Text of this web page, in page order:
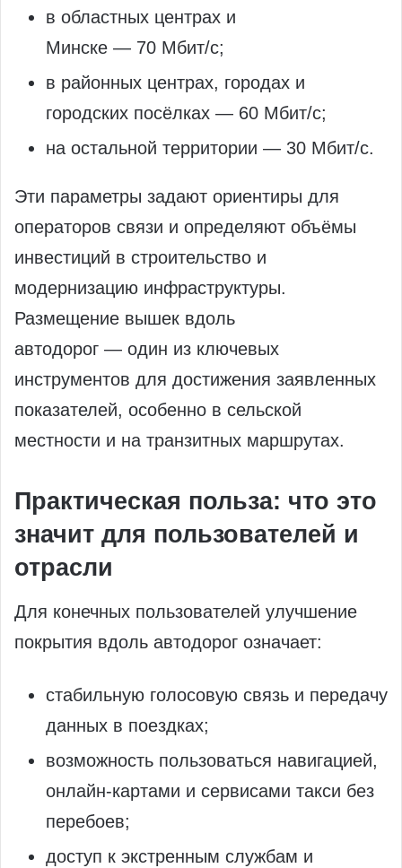
в областных центрах и
Минске — 70 Мбит/с;
в районных центрах, городах и
городских посёлках — 60 Мбит/с;
на остальной территории — 30 Мбит/с.
Эти параметры задают ориентиры для
операторов связи и определяют объёмы
инвестиций в строительство и
модернизацию инфраструктуры.
Размещение вышек вдоль
автодорог — один из ключевых
инструментов для достижения заявленных
показателей, особенно в сельской
местности и на транзитных маршрутах.
Практическая польза: что это
значит для пользователей и
отрасли
Для конечных пользователей улучшение
покрытия вдоль автодорог означает:
стабильную голосовую связь и передачу
данных в поездках;
возможность пользоваться навигацией,
онлайн‑картами и сервисами такси без
перебоев;
доступ к экстренным службам и